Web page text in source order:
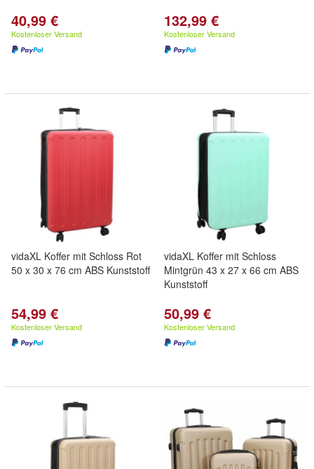
40,99 €
Kostenloser Versand
132,99 €
Kostenloser Versand
vidaXL Koffer mit Schloss Rot
50 x 30 x 76 cm ABS Kunststoff
54,99 €
Kostenloser Versand
vidaXL Koffer mit Schloss
Mintgrün 43 x 27 x 66 cm ABS
Kunststoff
50,99 €
Kostenloser Versand